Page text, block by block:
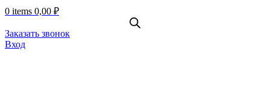
0 items 0,00 ₽
Заказать звонок
Вход